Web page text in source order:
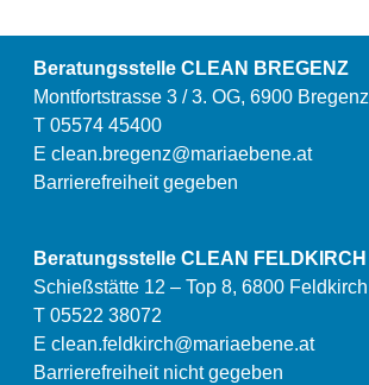
Beratungsstelle CLEAN BREGENZ
Montfortstrasse 3 / 3. OG, 6900 Bregenz
T 05574 45400
E clean.bregenz@mariaebene.at
Barrierefreiheit gegeben
Beratungsstelle CLEAN FELDKIRCH
Schießstätte 12 – Top 8, 6800 Feldkirch
T 05522 38072
E clean.feldkirch@mariaebene.at
Barrierefreiheit nicht gegeben